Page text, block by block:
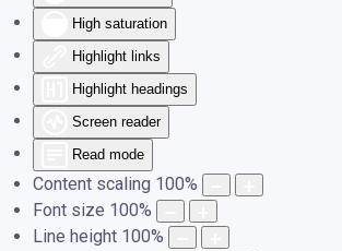
High saturation
Highlight links
Highlight headings
Screen reader
Read mode
Content scaling 100%
Font size 100%
Line height 100%